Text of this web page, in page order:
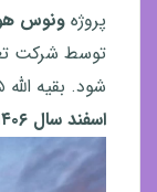
پروژهونوس
توسط شرکت
شود. بقیه الله ۵ در اسفند ماه ۱۴۰۲ پذیره نویسی و تا
اسفند سال ۱۴۰۶